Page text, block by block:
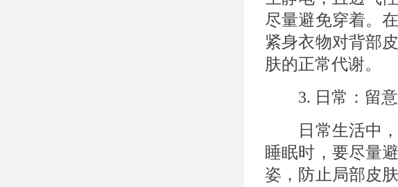
尽量避免穿着。
紧身衣物对背部
肤的正常代谢。
3. 日常：留意
日常生活中，
睡眠时，要尽量
姿，防止局部皮